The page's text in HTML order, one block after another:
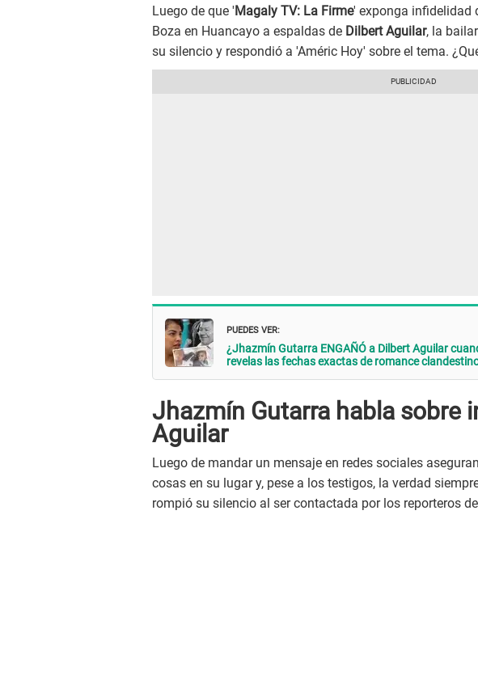
Luego de que ' Magaly TV: La Firme' exponga infidelidad
Boza en Huancayo a espaldas de Dilbert Aguilar, la
su silencio y respondió a 'Améric Hoy' sobre el tema.
PUEDES VER:
¿Jhazmín Gutarra ENGAÑÓ a Dilbert Aguilar
revelas las fechas exactas de romance
Jhazmín Gutarra habla sobre
Aguilar
Luego de mandar un mensaje en redes sociales
cosas en su lugar y, pese a los testigos, la verdad
rompió su silencio al ser contactada por los reporteros